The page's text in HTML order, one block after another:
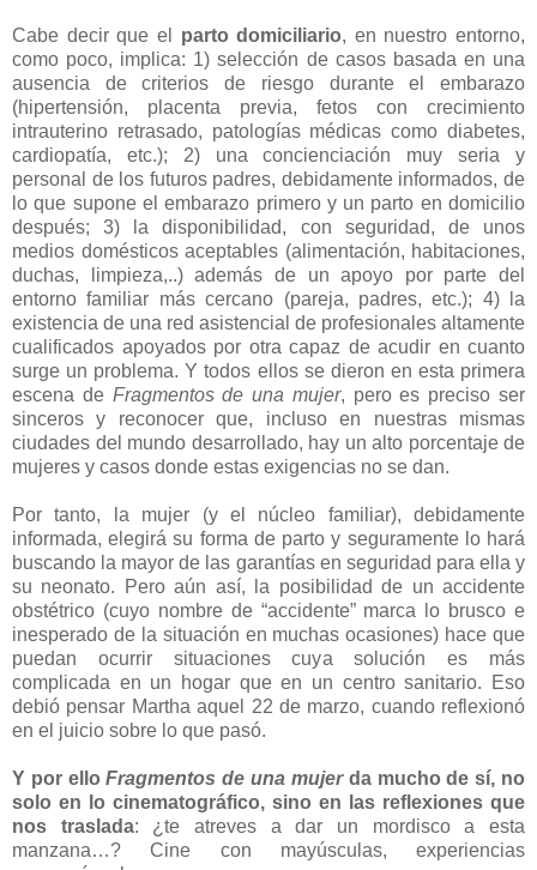
Cabe decir que el parto domiciliario, en nuestro entorno,
como poco, implica: 1) selección de casos basada en una
ausencia de criterios de riesgo durante el embarazo
(hipertensión, placenta previa, fetos con crecimiento
intrauterino retrasado, patologías médicas como diabetes,
cardiopatía, etc.); 2) una concienciación muy seria y
personal de los futuros padres, debidamente informados, de
lo que supone el embarazo primero y un parto en domicilio
después; 3) la disponibilidad, con seguridad, de unos
medios domésticos aceptables (alimentación, habitaciones,
duchas, limpieza,..) además de un apoyo por parte del
entorno familiar más cercano (pareja, padres, etc.); 4) la
existencia de una red asistencial de profesionales altamente
cualificados apoyados por otra capaz de acudir en cuanto
surge un problema. Y todos ellos se dieron en esta primera
escena de Fragmentos de una mujer, pero es preciso ser
sinceros y reconocer que, incluso en nuestras mismas
ciudades del mundo desarrollado, hay un alto porcentaje de
mujeres y casos donde estas exigencias no se dan.
Por tanto, la mujer (y el núcleo familiar), debidamente
informada, elegirá su forma de parto y seguramente lo hará
buscando la mayor de las garantías en seguridad para ella y
su neonato. Pero aún así, la posibilidad de un accidente
obstétrico (cuyo nombre de “accidente” marca lo brusco e
inesperado de la situación en muchas ocasiones) hace que
puedan ocurrir situaciones cuya solución es más
complicada en un hogar que en un centro sanitario. Eso
debió pensar Martha aquel 22 de marzo, cuando reflexionó
en el juicio sobre lo que pasó.
Y por elloFragmentos de una mujerda mucho de sí, no
solo en lo cinematográfico, sino en las reflexiones que
nos traslada: ¿te atreves a dar un mordisco a esta
manzana…? Cine con mayúsculas, experiencias